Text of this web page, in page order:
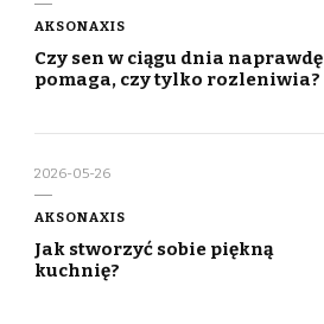
AKSONAXIS
Czy sen w ciągu dnia naprawdę
pomaga, czy tylko rozleniwia?
2026-05-26
AKSONAXIS
Jak stworzyć sobie piękną
kuchnię?